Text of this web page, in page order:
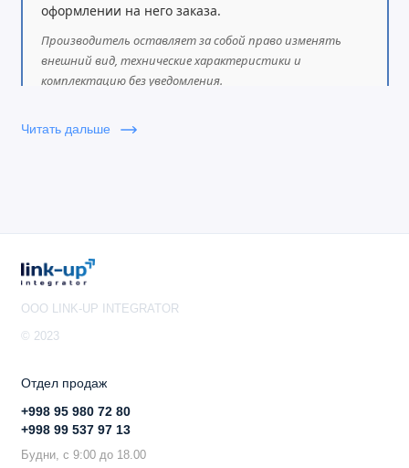
оформлении на него заказа.
Производитель оставляет за собой право изменять
внешний вид, технические характеристики и
комплектацию без уведомления.
Читать дальше
OOO LINK-UP INTEGRATOR
© 2023
Отдел продаж
+998 95 980 72 80
+998 99 537 97 13
Будни, с 9:00 до 18.00